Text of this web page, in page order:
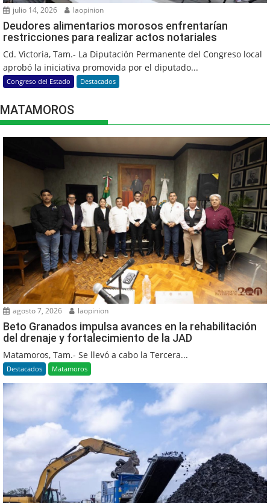
julio 14, 2026 laopinion
Deudores alimentarios morosos enfrentarían
restricciones para realizar actos notariales
Cd. Victoria, Tam.- La Diputación Permanente del Congreso local
aprobó la iniciativa promovida por el diputado...
Congreso del Estado Destacados
MATAMOROS
agosto 7, 2026 laopinion
Beto Granados impulsa avances en la rehabilitación
del drenaje y fortalecimiento de la JAD
Matamoros, Tam.- Se llevó a cabo la Tercera...
Destacados Matamoros